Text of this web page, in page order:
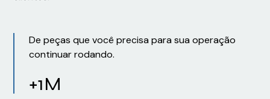
De peças que você precisa para sua operação
continuar rodando.
+1M